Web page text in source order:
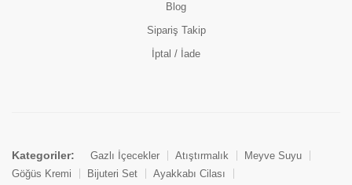
Blog
Sipariş Takip
İptal / İade
Kategoriler: Gazlı İçecekler Atıştırmalık
Meyve Suyu
Göğüs Kremi
Bijuteri Set
Ayakkabı Cilası